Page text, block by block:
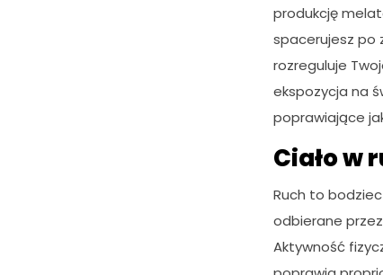
produkcję
spacerujesz po
rozreguluje
ekspozycja na
poprawiające
Ciało w
Ruch to bodziec
odbierane
Aktywność